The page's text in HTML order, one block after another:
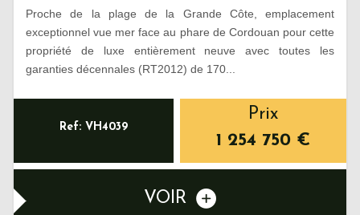
Proche de la plage de la Grande Côte, emplacement
exceptionnel vue mer face au phare de Cordouan pour cette
propriété de luxe entièrement neuve avec toutes les
garanties décennales (RT2012) de 170...
Ref: VH4039
Prix
1 254 750 €
VOIR